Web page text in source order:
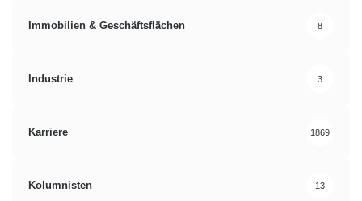
Immobilien & Geschäftsflächen 8
Industrie 3
Karriere 1869
Kolumnisten 13